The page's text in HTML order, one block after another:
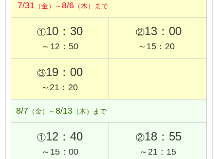
7/31 （金）～8/6 （木）まで
①10：30
～12：50
②13：00
～15：20
③19：00
～21：20
8/7 （金）～8/13 （木）まで
①12：40
～15：00
②18：55
～21：15